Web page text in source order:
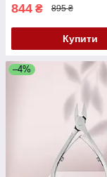
844 ₴ 895 ₴
Купити
–4%